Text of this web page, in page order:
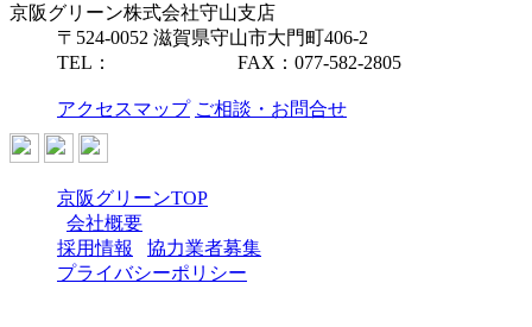
京阪グリーン株式会社守山支店
〒524-0052 滋賀県守山市大門町406-2
TEL：
FAX：077-582-2805
アクセスマップ ご相談・お問合せ
京阪グリーンTOP
会社概要
採用情報
協力業者募集
プライバシーポリシー